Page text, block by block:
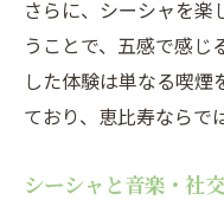
さらに、シーシャを楽
うことで、五感で感じ
した体験は単なる喫煙
ており、恵比寿ならで
シーシャと音楽・社